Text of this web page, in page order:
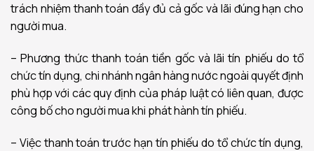
trách nhiệm thanh toán đầy đủ cả gốc và lãi đúng hạn cho
người mua.
– Phương thức thanh toán tiền gốc và lãi tín phiếu do tổ
chức tín dụng, chi nhánh ngân hàng nước ngoài quyết định
phù hợp với các quy định của pháp luật có liên quan, được
công bố cho người mua khi phát hành tín phiếu.
– Việc thanh toán trước hạn tín phiếu do tổ chức tín dụng,